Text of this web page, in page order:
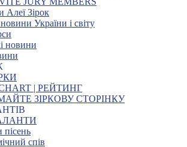
Алеї Зірок
України і світу
новини
| РЕЙТИНГ
ЗІРКОВУ СТОРІНКУ
пісень
спів